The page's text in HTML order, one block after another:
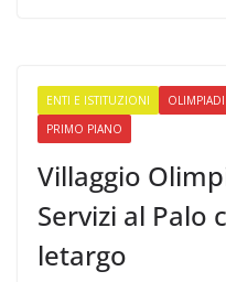
ENTI E ISTITUZIONI
PRIMO PIANO
Villaggio
Servizi al Palo
letargo